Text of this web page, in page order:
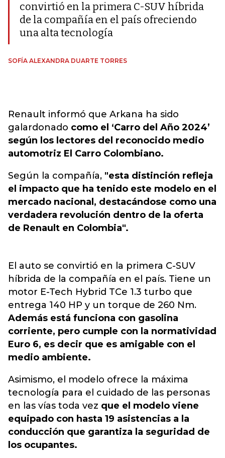
convirtió en la primera C-SUV híbrida
de la compañía en el país ofreciendo
una alta tecnología
SOFÍA ALEXANDRA DUARTE TORRES
Renault informó que Arkana ha sido
galardonado como el ‘Carro del Año 2024’
según los lectores del reconocido medio
automotriz El Carro Colombiano.
Según la compañía, "esta distinción refleja
el impacto que ha tenido este modelo en el
mercado nacional, destacándose como una
verdadera revolución dentro de la oferta
de Renault en Colombia".
El auto se convirtió en la primera C-SUV
híbrida de la compañía en el país. Tiene un
motor E-Tech Hybrid TCe 1.3 turbo que
entrega 140 HP y un torque de 260 Nm.
Además está funciona con gasolina
corriente, pero cumple con la normatividad
Euro 6, es decir que es amigable con el
medio ambiente.
Asimismo, el modelo ofrece la máxima
tecnología para el cuidado de las personas
en las vías toda vez que el modelo viene
equipado con hasta 19 asistencias a la
conducción que garantiza la seguridad de
los ocupantes.